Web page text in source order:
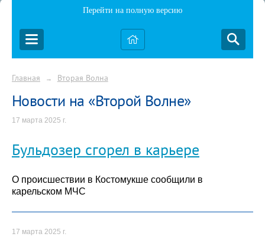
Перейти на полную версию
Главная → Вторая Волна
Новости на «Второй Волне»
17 марта 2025 г.
Бульдозер сгорел в карьере
О происшествии в Костомукше сообщили в
карельском МЧС
17 марта 2025 г.